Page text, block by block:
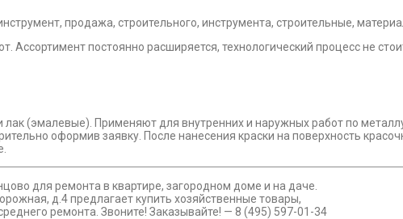
Ассортимент постоянно расширяется, технологический процесс не
(эмалевые). Применяют для внутренних и наружных работ по
оформив заявку. После нанесения краски на поверхность
для ремонта в квартире, загородном доме и на даче.
д.4 предлагает купить хозяйственные товары,
ремонта. Звоните! Заказывайте! — 8 (495) 597-01-34